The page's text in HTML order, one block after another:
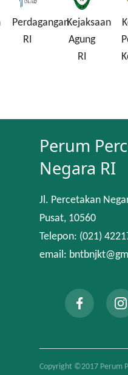
Kejaksaan
Agung
Komisi
Perum
Negara RI
Jl. Percetakan
Pusat, 10560
Telepon: (021)
email:
Copyright ©2017 Perum